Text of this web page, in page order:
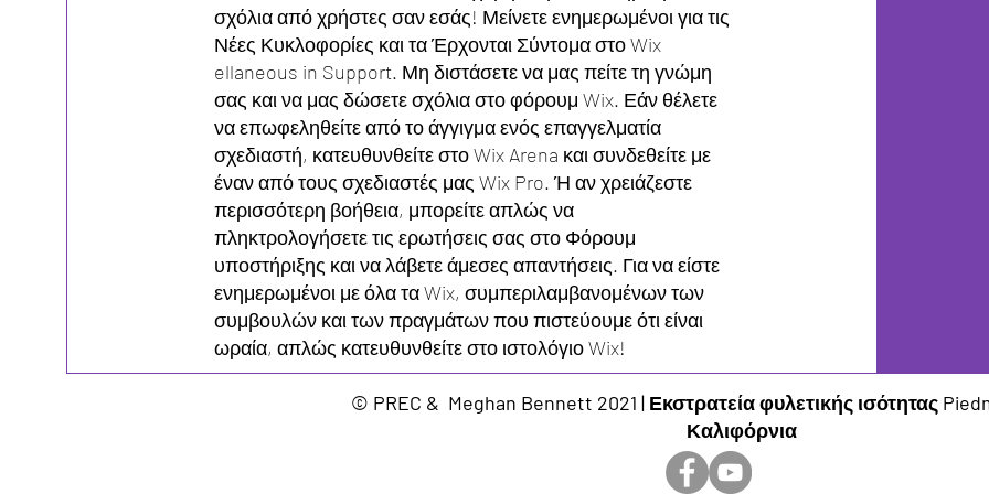
σχόλια από χρήστες σαν εσάς! Μείνετε ενημερωμένοι για τις
Νέες Κυκλοφορίες και τα Έρχονται Σύντομα στο Wix
ellaneous in Support. Μη διστάσετε να μας πείτε τη γνώμη
σας και να μας δώσετε σχόλια στο φόρουμ Wix. Εάν θέλετε
να επωφεληθείτε από το άγγιγμα ενός επαγγελματία
σχεδιαστή, κατευθυνθείτε στο Wix Arena και συνδεθείτε με
έναν από τους σχεδιαστές μας Wix Pro. Ή αν χρειάζεστε
περισσότερη βοήθεια, μπορείτε απλώς να
πληκτρολογήσετε τις ερωτήσεις σας στο Φόρουμ
υποστήριξης και να λάβετε άμεσες απαντήσεις. Για να είστε
ενημερωμένοι με όλα τα Wix, συμπεριλαμβανομένων των
συμβουλών και των πραγμάτων που πιστεύουμε ότι είναι
ωραία, απλώς κατευθυνθείτε στο ιστολόγιο Wix!
© PREC & Meghan Bennett 2021 | Εκστρατεία φυλετικής ισότητας
Καλιφόρνια